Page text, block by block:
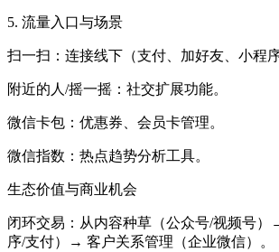
5. 流量入口与场景
扫一扫：连接线下（支付、加好友、小程序
附近的人/摇一摇：社交扩展功能。
微信卡包：优惠券、会员卡管理。
微信指数：热点趋势分析工具。
生态价值与商业机会
闭环交易：从内容种草（公众号/视频号
序/支付）→ 客户关系管理（企业微信）。